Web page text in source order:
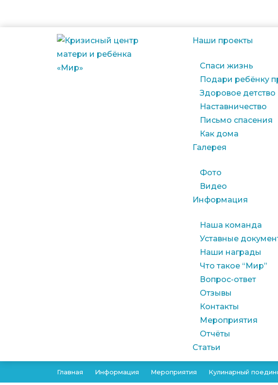
Наши проекты
Спаси жизнь
Подари ребёнку
Здоровое детство
Наставничество
Письмо спасения
Как дома
Галерея
Фото
Видео
Информация
Наша команда
Уставные
Наши награды
Что такое “Мир”
Вопрос-ответ
Отзывы
Контакты
Мероприятия
Отчёты
Статьи
Главная Информация Мероприятия Кулинарный